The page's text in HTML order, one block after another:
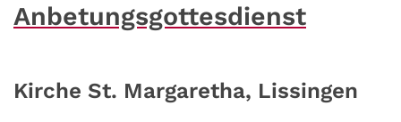
Anbetungsgottesdienst
Kirche St. Margaretha, Lissingen